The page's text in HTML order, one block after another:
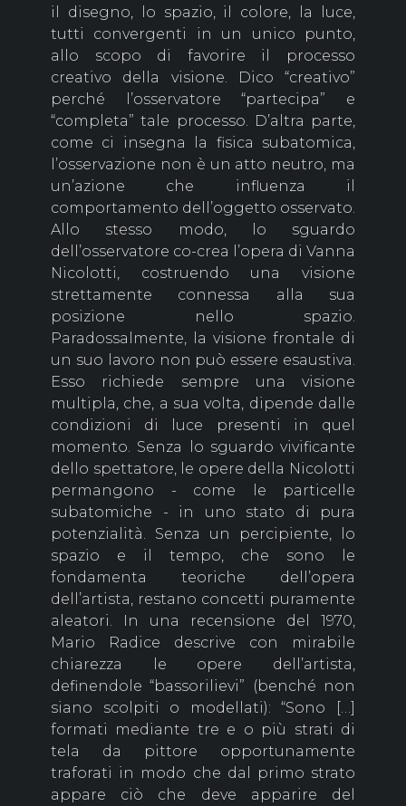
il disegno, lo spazio, il colore, la luce,
tutti convergenti in un unico punto,
allo scopo di favorire il processo
creativo della visione. Dico “creativo”
perché l’osservatore “partecipa” e
“completa” tale processo. D’altra parte,
come ci insegna la fisica subatomica,
l’osservazione non è un atto neutro, ma
un’azione che influenza il
comportamento dell’oggetto osservato.
Allo stesso modo, lo sguardo
dell’osservatore co-crea l’opera di Vanna
Nicolotti, costruendo una visione
strettamente connessa alla sua
posizione nello spazio.
Paradossalmente, la visione frontale di
un suo lavoro non può essere esaustiva.
Esso richiede sempre una visione
multipla, che, a sua volta, dipende dalle
condizioni di luce presenti in quel
momento. Senza lo sguardo vivificante
dello spettatore, le opere della Nicolotti
permangono - come le particelle
subatomiche - in uno stato di pura
potenzialità. Senza un percipiente, lo
spazio e il tempo, che sono le
fondamenta teoriche dell’opera
dell’artista, restano concetti puramente
aleatori. In una recensione del 1970,
Mario Radice descrive con mirabile
chiarezza le opere dell’artista,
definendole “bassorilievi” (benché non
siano scolpiti o modellati): “Sono […]
formati mediante tre e o più strati di
tela da pittore opportunamente
traforati in modo che dal primo strato
appare ciò che deve apparire del